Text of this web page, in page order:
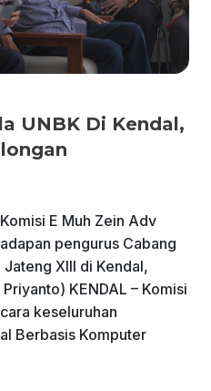
UNBK Di Kendal,
E Muh Zein Adv
pengurus Cabang
XIII di Kendal,
KENDAL – Komisi
keseluruhan
Berbasis Komputer